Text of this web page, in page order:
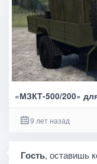
«МЗКТ-500/200»
9 лет назад
Гость, оставишь